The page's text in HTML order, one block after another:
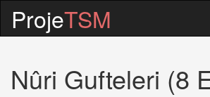
ProjeTSM
Nûri Gufteleri (8